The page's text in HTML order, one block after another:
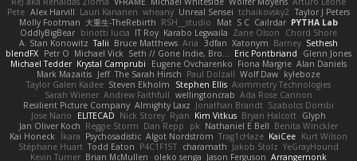
Pete Alex Harvill Lauri Kananen wheany Unreal Sensei tchaikovsky2 Taylor J Peters
Molly Footman 大重生-TheRebirth RSH__studio Mat S C Cailrdar PYTHA Lab
OddlyBigBear binotti lucia IT Roy Karabo Legwaila Zane Olson
Chord Shore
A. Stan Konowitz Talii Bruce Matthews Aria 3dfan Xatonym Barney Sethesh
blendFX Petr O Michael Vick Seth // Gone Indie, Bro... Eric Pontbriand
Glenn Jones
Michael Tedder Krystal Camprubi Eugene Ovcharenko Fiona Margrie Alan Daniels
Mark Mazaitis Jeff The Sarah Hirsch Paul Dolzall Wolf Daw kyleboze
Taylor Galen Kadee Steven Ekholm Stephen Ellis Aximmetry Technologies
Sarah Wiener Andrew Faithfull wellingtoncrab Ada Rose Cannon
Resilient Picture Company Almighty Laxz Jonathan Brandt Szabolcs Dombi
Jose Nario
ELITECAD Nick Storey Ryan Kim Vitkus Bryan Halcott Glyph
Jan Oliver Koch Reggie Storm Dan Repp pk Nathaniel E Bell Benita Winckler
Kai Honeck Íkara Psychosadistic Algot Nordström Trag1cHaze KaiCee Kurt Wilson
Stéphane Huart Todd Eaton P4C1F15T charamath Jakob Stolz YeGrayHound
Kevin Turner Brian McMullen oleko senga Jason Ferguson Arrangemonk